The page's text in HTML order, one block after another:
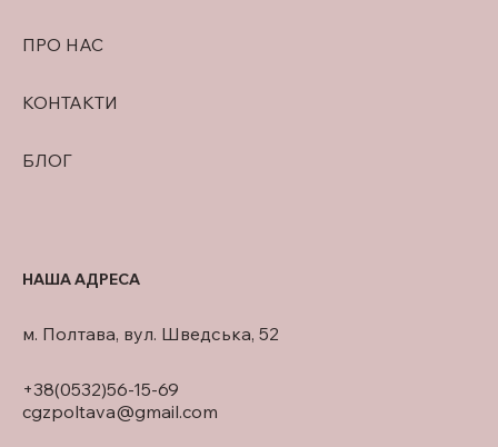
ПРО НАС
КОНТАКТИ
БЛОГ
+38(0532)56-15-69
cgzpoltava@gmail.com
м. Полтава, вул. Шведська, 52
НАША АДРЕСА